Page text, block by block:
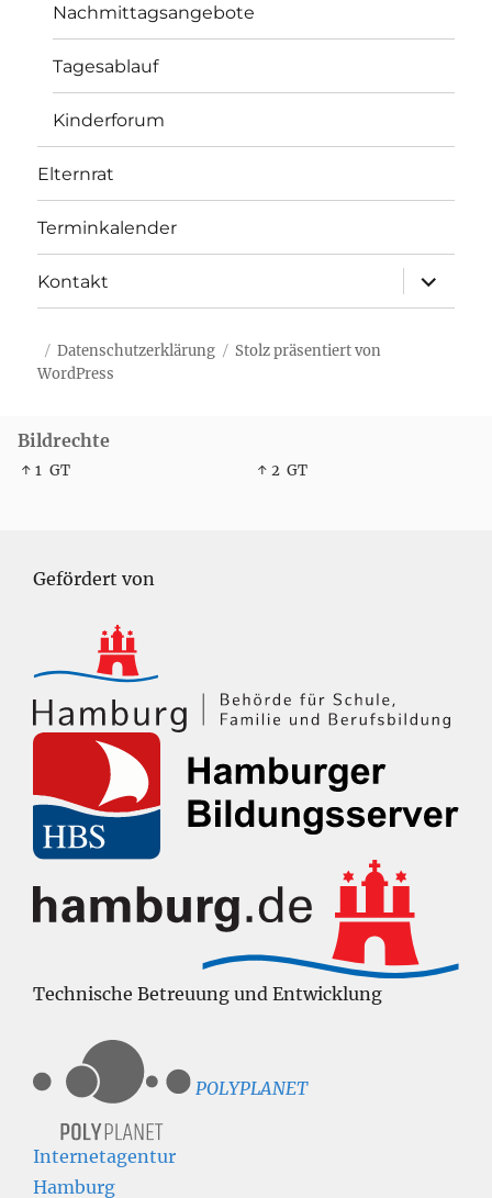
Nachmittagsangebote
Tagesablauf
Kinderforum
Elternrat
Terminkalender
Kontakt
öffnen
Datenschutzerklärung
Stolz präsentiert von
WordPress
Bildrechte
↑ 1 GT ↑ 2 GT
Gefördert von
Technische Betreuung und Entwicklung
POLYPLANET
Internetagentur
Hamburg